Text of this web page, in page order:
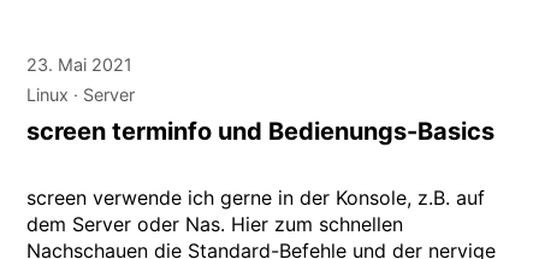
23. Mai 2021
Linux
Server
screen terminfo und Bedienungs-Basics
screen verwende ich gerne in der Konsole, z.B. auf
dem Server oder Nas. Hier zum schnellen
Nachschauen die Standard-Befehle und der nervige